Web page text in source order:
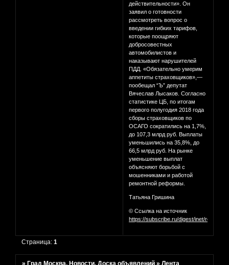
действительности». Он
заявил о готовности
рассмотреть вопрос о
введении гибких тарифов,
которые поощряют
добросовестных
автомобилистов и
наказывают нарушителей
ПДД. «Обязательно умерим
аппетиты страховщиков»,—
пообещал “Ъ” депутат
Вячеслав Лысаков. Согласно
статистике ЦБ, по итогам
первого полугодия 2018 года
сборы страховщиков по
ОСАГО сократились на 1,7%,
до 107,3 млрд руб. Выплаты
уменьшились на 35,8%, до
66,5 млрд руб. На рынке
уменьшение выплат
объясняют борьбой с
мошенниками и работой
ремонтной реформы.
Татьяна Гришина
© Ссылка на источник
https://subscribe.ru/digest/inet/review/
Страница:1
»Град Москва. Новости. Доска объявлений »Лента